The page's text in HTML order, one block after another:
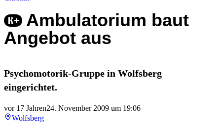
Ambulatorium baut
Angebot aus
Psychomotorik-Gruppe in Wolfsberg
eingerichtet.
vor 17 Jahren24. November 2009 um 19:06
Wolfsberg